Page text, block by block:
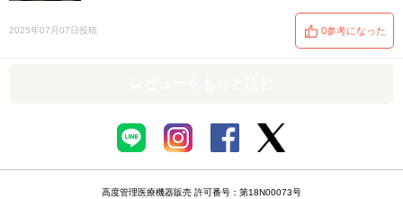
2025年07月07日投稿 0参考になった
高度管理医療機器販売 許可番号：第18N00073号